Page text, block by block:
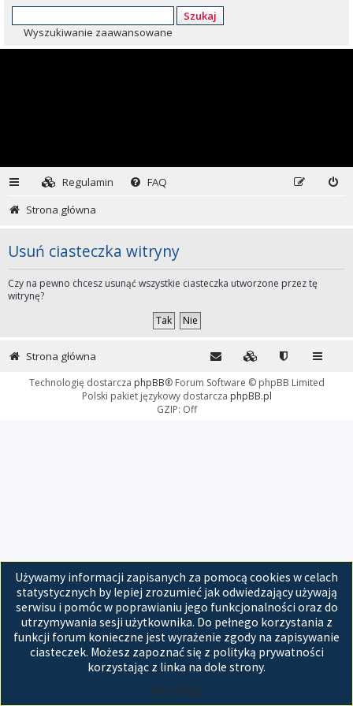
Szukaj
Wyszukiwanie zaawansowane
Regulamin
FAQ
Strona główna
Usuń ciasteczka witryny
Czy na pewno chcesz usunąć wszystkie ciasteczka utworzone przez tę
witrynę?
Używamy informacji zapisanych za pomocą cookies w celach
statystycznych by lepiej zrozumieć jak odwiedzający używają
serwisu i pomóc w poprawianiu jego funkcjonalności oraz do
utrzymywania sesji użytkownika. Do pełnego korzystania z
funkcji forum konieczne jest wyrażenie zgody na zapisywanie
ciasteczek. Możesz zapoznać się z polityką prywatności
korzystając z linka na dole strony.
Akceptuję
Strona główna
Technologię dostarcza phpBB® Forum Software © phpBB Limited
Polski pakiet językowy dostarcza phpBB.pl
GZIP: Off